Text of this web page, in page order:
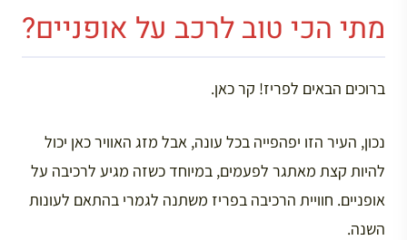
מתי הכי טוב לרכב על אופניים?
ברוכים הבאים לפריז! קר כאן.
נכון, העיר הזו יפהפייה בכל עונה, אבל מזג האוויר כאן יכול
להיות קצת מאתגר לפעמים, במיוחד כשזה מגיע לרכיבה על
אופניים. חוויית הרכיבה בפריז משתנה לגמרי בהתאם לעונות
השנה.